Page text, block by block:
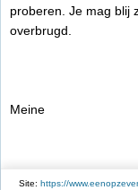
proberen. Je mag blij
overbrugd.
Meine
Site: https://